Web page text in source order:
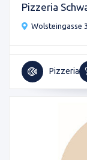
Pizzeria
Wolsteingasse
Pizzeria